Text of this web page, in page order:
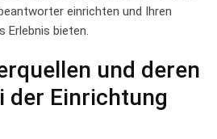
einrichten und⁢ Ihren‍
Erlebnis ​bieten.
und deren
der Einrichtung